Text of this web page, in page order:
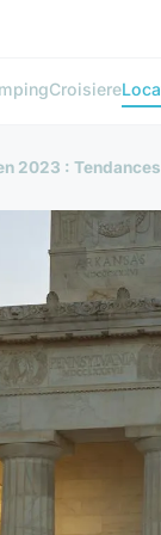
Croisiere
2023 :